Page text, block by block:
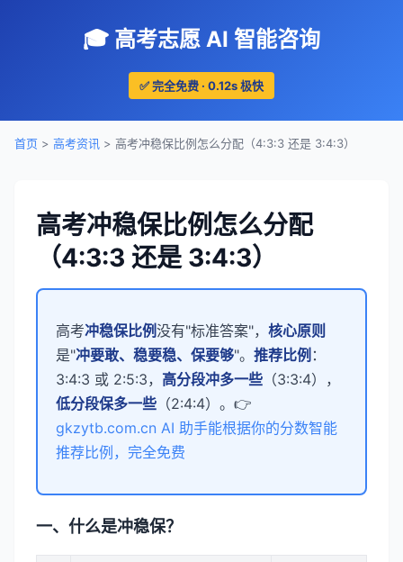
🎓 高考志愿 AI 智能咨询
✅ 完全免费 · 0.12s 极快
首页 > 高考资讯 > 高考冲稳保比例怎么分配（4:3:3 还是 3:4:3）
高考冲稳保比例怎么分配
（4:3:3 还是 3:4:3）
高考冲稳保比例没有"标准答案"， 核心原则
是"冲要敢、稳要稳、保要够"。 推荐比例 ：
3:4:3 或 2:5:3， 高分段冲多一些 （3:3:4），
低分段保多一些 （2:4:4）。👉
gkzytb.com.cn AI 助手能根据你的分数智能
推荐比例，完全免费
一、什么是冲稳保？